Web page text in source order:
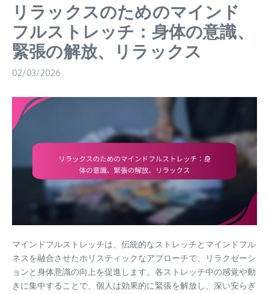
リラックスのためのマインド
フルストレッチ：身体の意識、
緊張の解放、リラックス
02/03/2026
マインドフルストレッチは、伝統的なストレッチとマインドフル
ネスを融合させたホリスティックなアプローチで、リラクゼーシ
ョンと身体意識の向上を促進します。各ストレッチ中の感覚や動
きに集中することで、個人は効果的に緊張を解放し、深い安らぎ